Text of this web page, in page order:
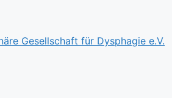
Gesellschaft für Dysphagie e.V.